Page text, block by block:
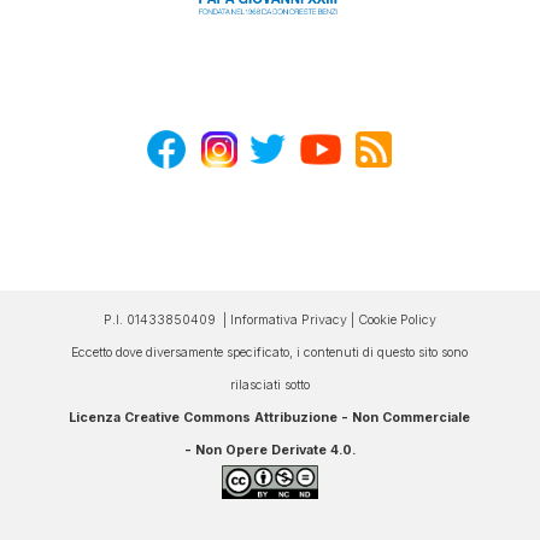
P.I. 01433850409 | Informativa Privacy| Cookie Policy
Eccetto dove diversamente specificato, i contenuti di questo sito sono
rilasciati sotto
Licenza Creative Commons Attribuzione - Non Commerciale
- Non Opere Derivate 4.0.